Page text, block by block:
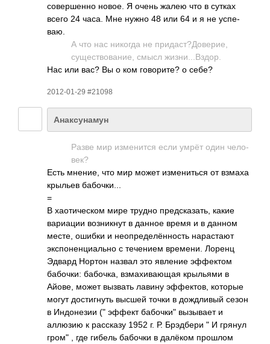
сове­ршенно новое. Я очень жалею что в сутках
всего 24 часа. Мне нужно 48 или 64 и я не успе­
ваю.
А что нас никогда не прид­аст?­Дове­рие,
суще­ство­вание, смысл жизн­и...­Вздор.
Нас или вас? Вы о ком гово­рите? о себе?
2012-01-29 #21098
Анаксунамун
Разве мир изме­нится если умрёт один чело­
век?
Есть мнение, что мир может изме­ниться от взмаха
крыльев бабо­чки...
=
В хаот­ичес­ком мире трудно пред­сказ­ать, какие
вари­ации возн­икнут в данное время и в данном
месте, ошибки и неоп­реде­лённ­ость нара­стают
эксп­онен­циал­ьно с тече­нием врем­ени. Лоренц
Эдвард Нортон назвал это явление эффе­ктом
бабо­чки: бабо­чка, взма­хива­ющая крыл­ьями в
Айове, может вызвать лавину эффе­ктов, которые
могут дост­игнуть высшей точки в дожд­ливый сезон
в Индо­незии (" эффект бабочки" вызы­вает и
аллюзию к расс­казу 1952 г. Р. Брэд­бери " И грянул
гром" , где гибель бабочки в далёком прошлом